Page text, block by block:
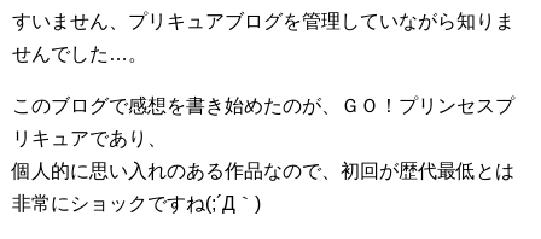
すいません、プリキュアブログを管理していながら知りま
せんでした…。
このブログで感想を書き始めたのが、ＧＯ！プリンセスプ
リキュアであり、
個人的に思い入れのある作品なので、初回が歴代最低とは
非常にショックですね(;´Д｀)